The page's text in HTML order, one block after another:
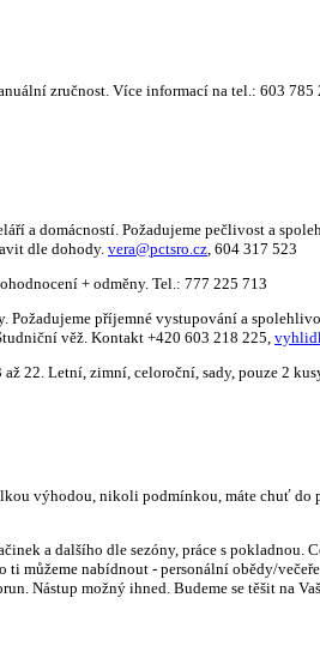
zručnost. Více informací na tel.: 603 785
a domácností. Požadujeme pečlivost a
dle dohody. vera@pctsro.cz , 604 317 523
+ odměny. Tel.: 777 225 713
příjemné vystupování a
věž. Kontakt +420 603 218 225,
22. Letní, zimní, celoroční, sady, pouze 2
výhodou, nikoli podmínkou, máte chuť do
a dalšího dle sezóny, práce s pokladnou.
můžeme nabídnout - personální obědy/
Nástup možný ihned. Budeme se těšit na